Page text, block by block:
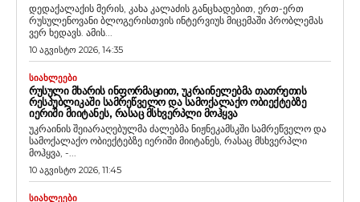
დედაქალაქის მერის, კახა კალაძის განცხადებით, ერთ-ერთ
რუსულენოვანი ბლოგერისთვის ინტერვიუს მიცემაში პრობლემას
ვერ ხედავს. ამის...
10 აგვისტო 2026, 14:35
ᲡᲘᲐᲮᲚᲔᲔᲑᲘ
ᲠᲣᲡᲣᲚᲘ ᲛᲮᲐᲠᲘᲡ ᲘᲜᲤᲝᲠᲛᲐᲪᲘᲘᲗ, ᲣᲙᲠᲐᲘᲜᲔᲚᲔᲑᲛᲐ ᲗᲐᲗᲠᲔᲗᲘᲡ
ᲠᲔᲡᲞᲣᲑᲚᲘᲙᲐᲨᲘ ᲡᲐᲛᲠᲔᲬᲕᲔᲚᲝ ᲓᲐ ᲡᲐᲛᲝᲥᲐᲚᲐᲥᲝ ᲝᲑᲘᲔᲥᲢᲔᲑᲖᲔ
ᲘᲔᲠᲘᲨᲘ ᲛᲘᲘᲢᲐᲜᲔᲡ, ᲠᲐᲡᲐᲪ ᲛᲡᲮᲕᲔᲠᲞᲚᲘ ᲛᲝᲰᲧᲕᲐ
უკრაინის შეიარაღებულმა ძალებმა ნიჟნეკამსკში სამრეწველო და
სამოქალაქო ობიექტებზე იერიში მიიტანეს, რასაც მსხვერპლი
მოჰყვა, -...
10 აგვისტო 2026, 11:45
ᲡᲘᲐᲮᲚᲔᲔᲑᲘ